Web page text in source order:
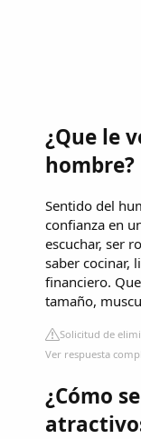
¿Que le
hombre?
Sentido del
confianza en
escuchar, ser
saber cocinar,
financiero.
tamaño,
Solicitud de
Ver respuesta
¿Cómo